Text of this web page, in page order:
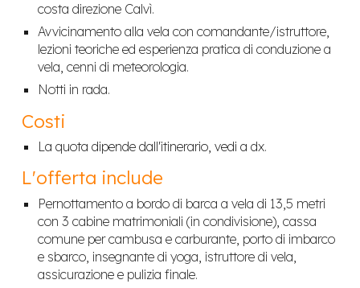
costa direzione Calvì.
Avvicinamento alla vela con comandante/istruttore,
lezioni teoriche ed esperienza pratica di conduzione a
vela, cenni di meteorologia.
Notti in rada.
Costi
La quota dipende dall'itinerario, vedi a dx.
L'offerta include
Pernottamento a bordo di barca a vela di 13,5 metri
con 3 cabine matrimoniali (in condivisione), cassa
comune per cambusa e carburante, porto di imbarco
e sbarco, insegnante di yoga, istruttore di vela,
assicurazione e pulizia finale.